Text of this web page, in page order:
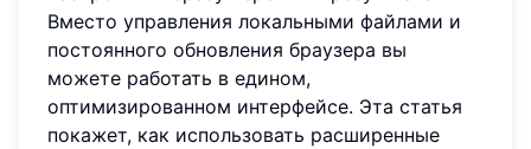
Вместо управления локальными файлами и
постоянного обновления браузера вы
можете работать в едином,
оптимизированном интерфейсе. Эта статья
покажет, как использовать расширенные